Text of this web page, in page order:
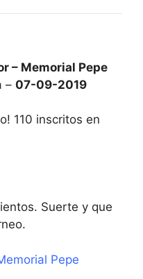
– Memorial Pepe
– 07-09-2019
110 inscritos en
Suerte y que
Pepe